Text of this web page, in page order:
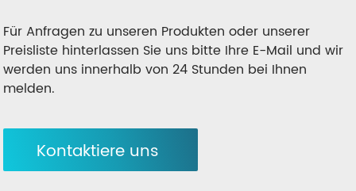
Für Anfragen zu unseren Produkten oder unserer
Preisliste hinterlassen Sie uns bitte Ihre E-Mail und wir
werden uns innerhalb von 24 Stunden bei Ihnen
melden.
Kontaktiere uns